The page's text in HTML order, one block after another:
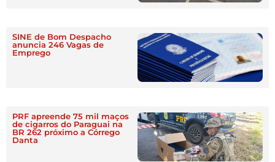
SINE de Bom Despacho
anuncia 246 Vagas de
Emprego
PRF apreende 75 mil maços
de cigarros do Paraguai na
BR 262 próximo a Córrego
Danta